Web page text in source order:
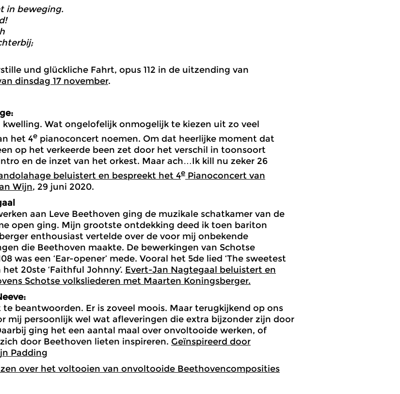
in beweging.
und glückliche Fahrt, opus 112 in de uitzending van
dinsdag 17 november.
kwelling. Wat ongelofelijk onmogelijk te kiezen uit zo veel
het 4e pianoconcert noemen. Om dat heerlijke moment dat
op het verkeerde been zet door het verschil in toonsoort
en de inzet van het orkest. Maar ach…Ik kill nu zeker 26
beluistert en bespreekt het 4e Pianoconcert van
Wijn, 29 juni 2020.
aan Leve Beethoven ging de muzikale schatkamer van de
open ging. Mijn grootste ontdekking deed ik toen bariton
enthousiast vertelde over de voor mij onbekende
die Beethoven maakte. De bewerkingen van Schotse
was een ‘Ear-opener’ mede. Vooral het 5de lied ‘The sweetest
het 20ste ‘Faithful Johnny’. Evert-Jan Nagtegaal beluistert en
Schotse volksliederen met Maarten Koningsberger.
te beantwoorden. Er is zoveel moois. Maar terugkijkend op ons
mij persoonlijk wel wat afleveringen die extra bijzonder zijn door
ging het een aantal maal over onvoltooide werken, of
door Beethoven lieten inspireren. Geïnspireerd door
Padding
over het voltooien van onvoltooide Beethovencomposities